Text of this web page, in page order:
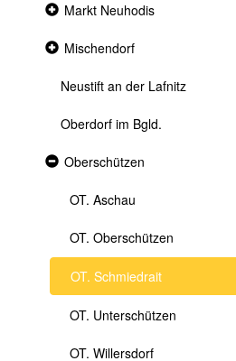
Collapsed
Markt Neuhodis
Collapsed
Mischendorf
Neustift an der Lafnitz
Oberdorf im Bgld.
Expanded
Oberschützen
OT. Aschau
OT. Oberschützen
OT. Schmiedrait
OT. Unterschützen
OT. Willersdorf